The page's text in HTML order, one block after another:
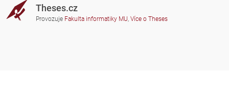
Theses.cz
Provozuje Fakulta informatiky MU, Více o Theses